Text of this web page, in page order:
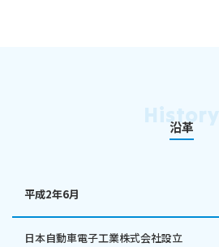
History
沿革
平成2年6月
日本自動車電子工業株式会社設立